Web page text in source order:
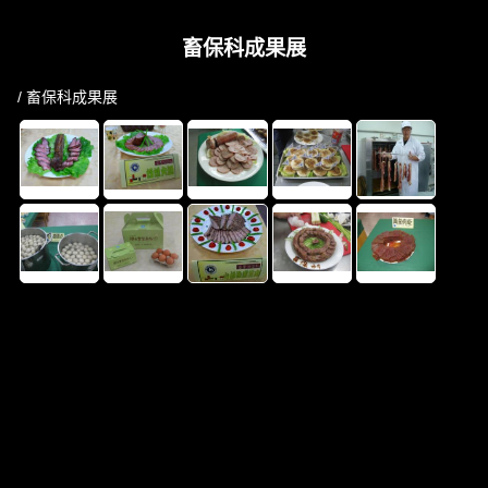
畜保科成果展
/ 畜保科成果展